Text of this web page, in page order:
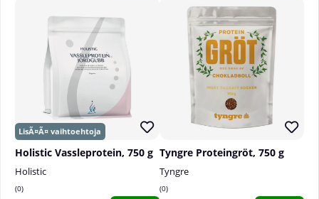
Säilytä lasten ulottumattomissa tiiviisti
suljetussa alkuperäispakkauksessa.
Holistic Vassleprotein, 750 g
Holistic
0
Tyngre Proteingröt, 750 g
Tyngre
0